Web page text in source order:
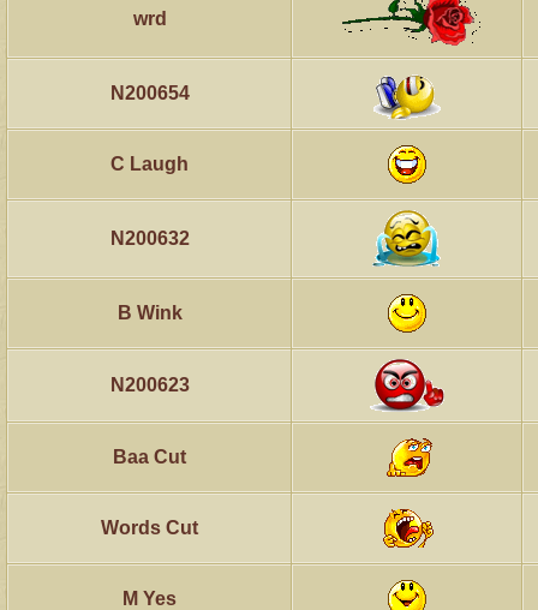
wrd
N200654
C Laugh
N200632
B Wink
N200623
Baa Cut
Words Cut
M Yes